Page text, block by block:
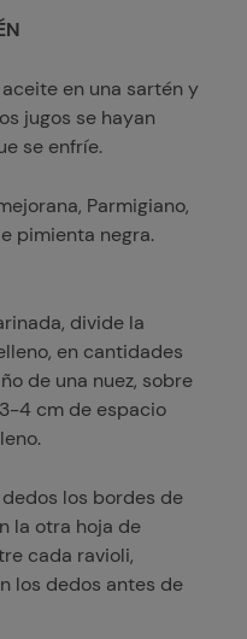
en una sartén y
jugos se hayan
se enfríe.
Parmigiano,
pimienta negra.
divide la
en cantidades
de una nuez, sobre
4 cm de espacio
los bordes de
la otra hoja de
cada ravioli,
los dedos antes de